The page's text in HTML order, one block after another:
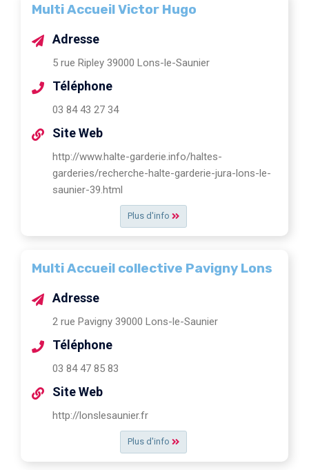
Multi Accueil Victor Hugo
Plus d'info
Adresse
5 rue Ripley 39000 Lons-le-Saunier
Téléphone
03 84 43 27 34
Site Web
http://www.halte-garderie.info/haltes-
garderies/recherche-halte-garderie-jura-lons-le-
saunier-39.html
Multi Accueil collective Pavigny Lons
Plus d'info
Adresse
2 rue Pavigny 39000 Lons-le-Saunier
Téléphone
03 84 47 85 83
Site Web
http://lonslesaunier.fr